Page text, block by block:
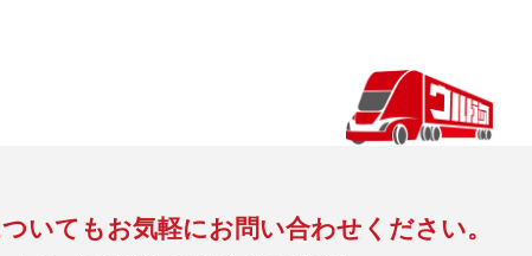
いてもお気軽にお問い合わせください。